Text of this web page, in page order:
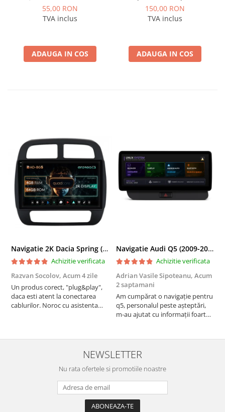
ISOOPEL
55,00 RON
TVA inclus
ADAUGA IN COS
Logan / Sandero pentru
Navigatii multimedia
150,00 RON
TVA inclus
ADAUGA IN COS
Navigatie 2K Dacia Spring (2021- Prezent), Android, S-Quadcore / 4GB RAM + 64GB ROM, 9.5 Inch - AD-BGS90042K+AD-BGRKIT366V4s
Achizitie verificata
Razvan Socolov, Acum 4 zile
Un produs corect, "plug&play",
daca esti atent la conectarea
cablurilor. Noroc cu asistenta
atras atentia ca nu era conectat
cablul de video de la camera
Navigatie Audi Q5 (2009-2017), Linux OS & OEM, MMI 3G, CarPlay & Android Auto Wireless, MirrorLink, Camera AHD, 12.3 Inch - AD-BGAALNXH+AD-BGRKITQ5002
Achizitie verificata
Adrian Vasile Sipoteanu, Acum
2 saptamani
Am cumpărat o navigație pentru
q5, personalul peste așteptări,
m-au ajutat cu informații foarte
serviabili, livrare rapidă, suport
tehnic, totul impecabil, o să revin
la ei și pentru vi...
NEWSLETTER
Nu rata ofertele si promotiile noastre